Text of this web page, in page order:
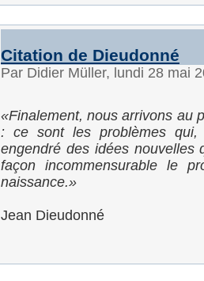
Citation de Dieudonné
Par Didier Müller, lundi 28 mai
Finalement, nous arrivons au
: ce sont les problèmes
engendré des idées nouvelles
façon incommensurable le
naissance.
Jean Dieudonné